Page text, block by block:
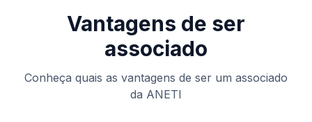
Vantagens de ser
associado
Conheça quais as vantagens de ser um associado
da ANETI